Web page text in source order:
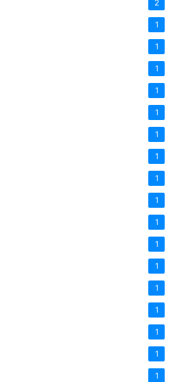
2
1
1
1
1
1
1
1
1
1
1
1
1
1
1
1
1
1